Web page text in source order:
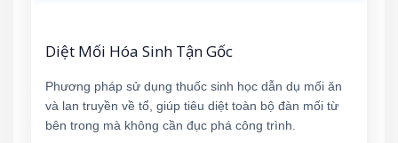
Diệt Mối Hóa Sinh Tận Gốc
Phương pháp sử dụng thuốc sinh học dẫn dụ mối ăn
và lan truyền về tổ, giúp tiêu diệt toàn bộ đàn mối từ
bên trong mà không cần đục phá công trình.